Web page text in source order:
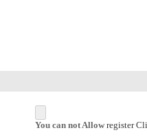
You can not Allow register